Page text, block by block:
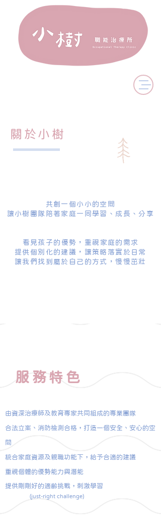
​關於小樹
共創一個小小的空間
​讓小樹團隊陪著家庭一同學習、成長、分享
看見孩子的優勢，重視家庭的需求
​提供個別化的建議，讓策略落實於日常
讓我們找到屬於自己的方式，慢慢茁壯
服務特色
由資深治療師及教育專家共同組成的專業團隊
​​合法立案、消防檢測合格，打造一個安全、安心的空
間
統合家庭資源及親職功能下，給予合適的建議
重視個體的優勢能力與潛能
提供剛剛好的適齡挑戰​，刺激學習
(just-right challenge)